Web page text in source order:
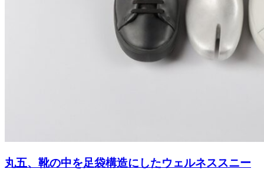
丸五、靴の中を足袋構造にしたウェルネススニー